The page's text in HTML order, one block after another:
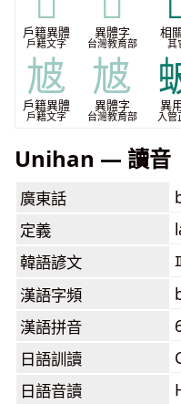
戶籍異體
戶籍文字
異體字
台灣教育部
相
其
㝿
戶籍異體
戶籍文字
㝿
異體字
台灣教育部
異
入管
Unihan — 讀音
廣東話
定義
韓語諺文
漢語字頻
漢語拼音
日語訓讀
日語音讀